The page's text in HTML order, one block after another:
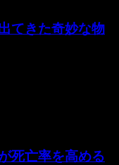
てきた奇妙な物
死亡率を高める